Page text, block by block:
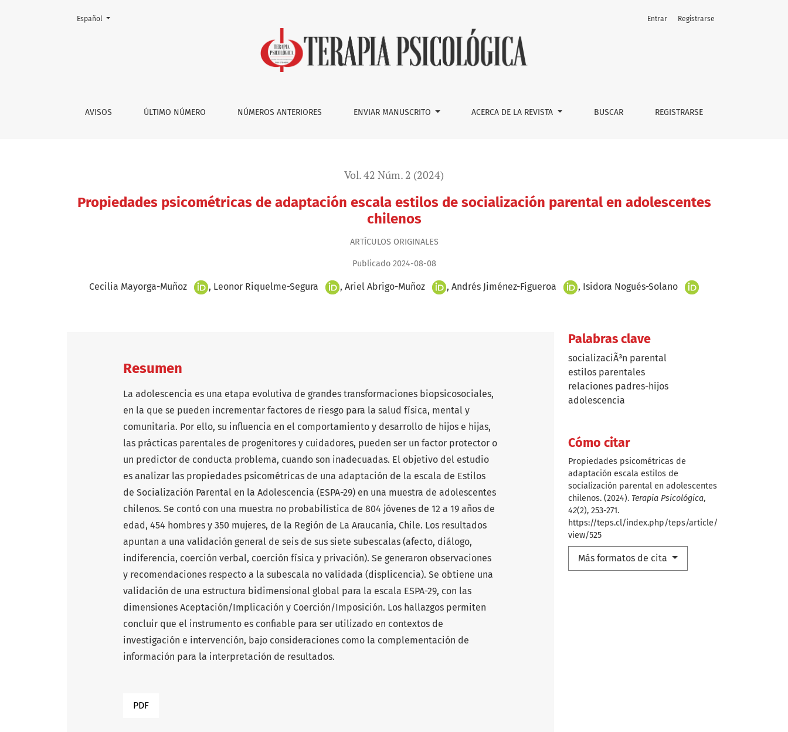
Propiedades psicométricas de adaptación escala estilos de socialización parental en adolescentes chilenos
AVISOS ÚLTIMO NÚMERO NÚMEROS ANTERIORES ENVIAR MANUSCRITO ACERCA DE LA REVISTA BUSCAR REGISTRARSE
Entrar Registrarse
Cambiar el idioma. El actual es:
Español
Vol. 42 Núm. 2 (2024)
Propiedades psicométricas de adaptación escala estilos de socialización parental en adolescentes
chilenos
ARTÍ­CULOS ORIGINALES
Publicado 2024-08-08
Cecilia Mayorga-Muñoz Leonor Riquelme-Segura Ariel Abrigo-Muñoz Andrés Jiménez-Figueroa Isidora Nogués-Solano
Palabras clave
socializaciÃ³n parental
estilos parentales
relaciones padres-hijos
adolescencia
Cómo citar
Propiedades psicométricas de
adaptación escala estilos de
socialización parental en adolescentes
chilenos. (2024). Terapia Psicológica,
42(2), 253-271.
https://teps.cl/index.php/teps/article/
view/525
Más formatos de cita
Resumen
La adolescencia es una etapa evolutiva de grandes transformaciones biopsicosociales,
en la que se pueden incrementar factores de riesgo para la salud física, mental y
comunitaria. Por ello, su influencia en el comportamiento y desarrollo de hijos e hijas,
las prácticas parentales de progenitores y cuidadores, pueden ser un factor protector o
un predictor de conducta problema, cuando son inadecuadas. El objetivo del estudio
es analizar las propiedades psicométricas de una adaptación de la escala de Estilos
de Socialización Parental en la Adolescencia (ESPA-29) en una muestra de adolescentes
chilenos. Se contó con una muestra no probabilística de 804 jóvenes de 12 a 19 años de
edad, 454 hombres y 350 mujeres, de la Región de La Araucanía, Chile. Los resultados
apuntan a una validación general de seis de sus siete subescalas (afecto, diálogo,
indiferencia, coerción verbal, coerción física y privación). Se generaron observaciones
y recomendaciones respecto a la subescala no validada (displicencia). Se obtiene una
validación de una estructura bidimensional global para la escala ESPA-29, con las
dimensiones Aceptación/Implicación y Coerción/Imposición. Los hallazgos permiten
concluir que el instrumento es confiable para ser utilizado en contextos de
investigación e intervención, bajo consideraciones como la complementación de
información para la interpretación de resultados.
PDF